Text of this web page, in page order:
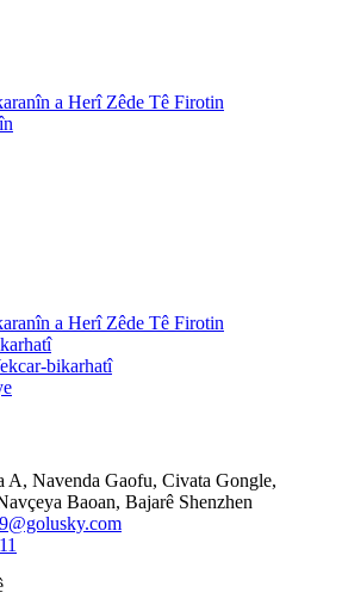
a Herî Zêde Tê Firotin
a Herî Zêde Tê Firotin
bikarhatî
A, Navenda Gaofu, Civata Gongle,
Baoan, Bajarê Shenzhen